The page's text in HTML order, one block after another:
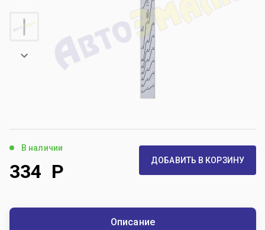
В наличии
334 Р ДОБАВИТЬ В КОРЗИНУ
Описание